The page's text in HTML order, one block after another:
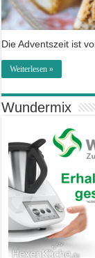
Die Adventszeit ist
Weiterlesen »
Wundermix